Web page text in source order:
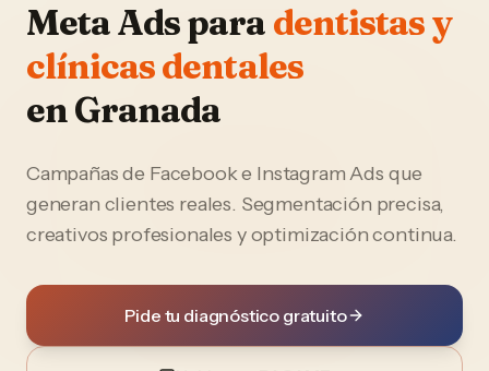
Meta Adspara dentistas y
clínicas dentales
enGranada
Campañas de Facebook e Instagram Ads que
generan clientes reales. Segmentación precisa,
creativos profesionales y optimización continua.
Pide tu diagnóstico gratuito